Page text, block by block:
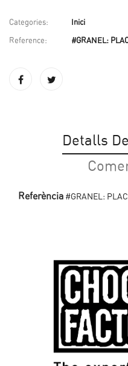
Categories: Inici
Reference: #GRANEL:
Detalls
Referència #GRANEL: